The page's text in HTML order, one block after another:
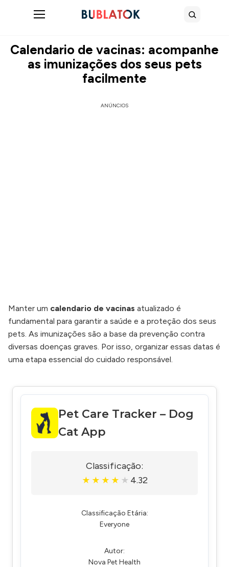
Buscar
Calendario de vacinas: acompanhe
as imunizações dos seus pets
facilmente
ANÚNCIOS
Manter um calendario de vacinas atualizado é
fundamental para garantir a saúde e a proteção dos seus
pets. As imunizações são a base da prevenção contra
diversas doenças graves. Por isso, organizar essas datas é
uma etapa essencial do cuidado responsável.
Pet Care Tracker – Dog
Cat App
Classificação:
★ ★ ★ ★ ★ 4.32
Classificação Etária:
Everyone
Autor:
Nova Pet Health